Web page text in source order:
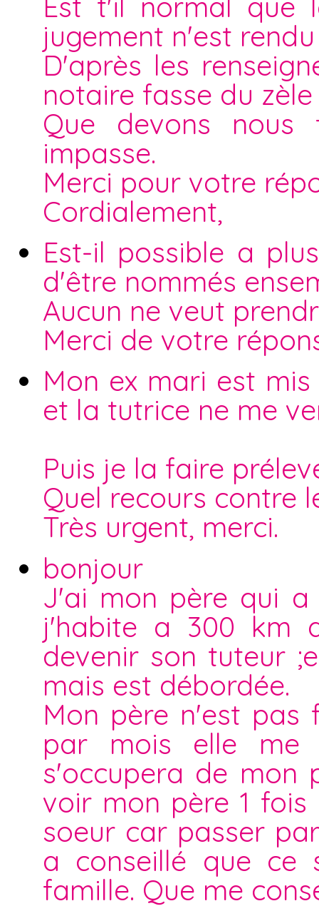
jugement n'est
D'après les
notaire fasse du
Que devons nous
impasse.
Merci pour votre
Cordialement,
Est-il possible a
d'être nommés
Aucun ne veut
Merci de votre
Mon ex mari est
et la tutrice ne me
Puis je la faire
Quel recours contre
Très urgent, merci.
bonjour
J'ai mon père qui
j'habite a 300 km
devenir son tuteur
mais est débordée.
Mon père n'est
par mois elle me
s'occupera de mon
voir mon père 1
soeur car passer
a conseillé que ce
famille. Que me